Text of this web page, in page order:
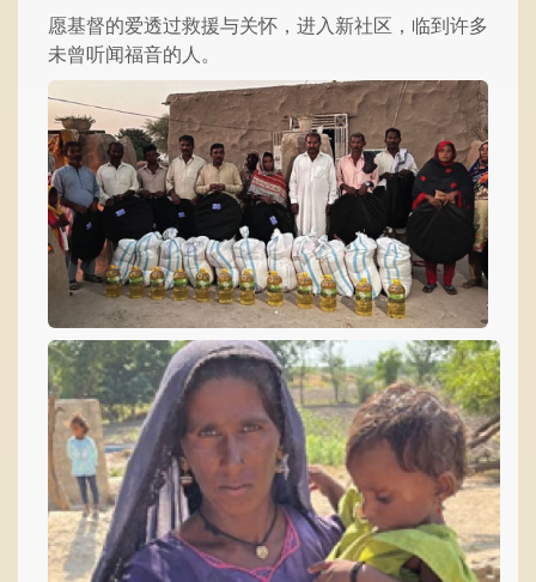
愿基督的爱透过救援与关怀，进入新社区，临到许多
未曾听闻福音的人。